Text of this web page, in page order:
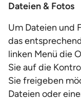
Dateien & Fotos
Um Dateien und
das
linken Menü die
Sie auf die
Sie freigeben
Dateien oder